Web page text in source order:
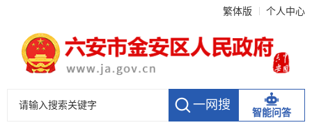
繁体版 个人中心
智能问答